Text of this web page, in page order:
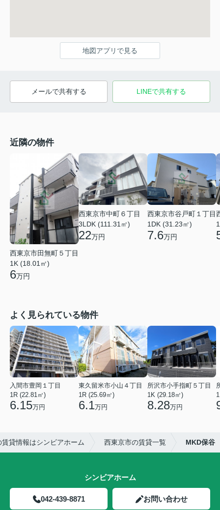
地図アプリで見る
メールで共有する LINEで共有する
近隣の物件
西東京市田無町５丁目
1K (18.01㎡)
6万円
西東京市中町６丁目
3LDK (111.31㎡)
22万円
西東京市谷戸町１丁目
1DK (31.23㎡)
7.6万円
よく見られている物件
入間市豊岡１丁目
1R (22.81㎡)
6.15万円
東久留米市小山４丁目
1R (25.69㎡)
6.1万円
所沢市小手指町５丁目
1K (29.18㎡)
8.28万円
貸情報はシンビアホーム 西東京市の賃貸一覧 MKD保谷
シンビアホーム
042-439-8871 お問い合わせ